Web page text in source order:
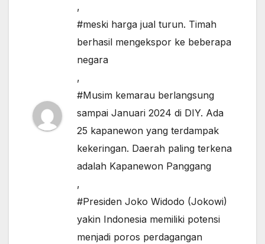
,
#meski harga jual turun. Timah
berhasil mengekspor ke beberapa
negara
,
#Musim kemarau berlangsung
sampai Januari 2024 di DIY. Ada
25 kapanewon yang terdampak
kekeringan. Daerah paling terkena
adalah Kapanewon Panggang
,
#Presiden Joko Widodo (Jokowi)
yakin Indonesia memiliki potensi
menjadi poros perdagangan